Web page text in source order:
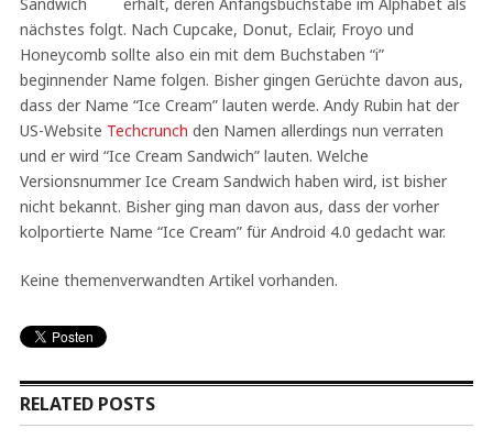
nächstes folgt. Nach Cupcake, Donut, Eclair, Froyo und
Honeycomb sollte also ein mit dem Buchstaben “i”
beginnender Name folgen. Bisher gingen Gerüchte davon aus,
dass der Name “Ice Cream” lauten werde. Andy Rubin hat der
US-Website Techcrunch den Namen allerdings nun verraten
und er wird “Ice Cream Sandwich” lauten. Welche
Versionsnummer Ice Cream Sandwich haben wird, ist bisher
nicht bekannt. Bisher ging man davon aus, dass der vorher
kolportierte Name “Ice Cream” für Android 4.0 gedacht war.
Keine themenverwandten Artikel vorhanden.
RELATED POSTS